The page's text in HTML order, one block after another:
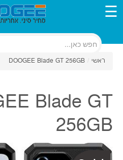
☰
ראשי /
DOOGEE Blade GT 256GB
Blade GT
256GB